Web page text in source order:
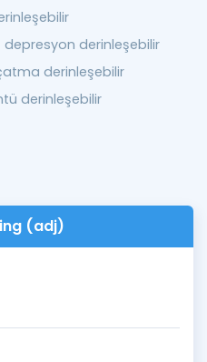
depresyon derinleşebilir
derinleşebilir
derinleşebilir
(adj)